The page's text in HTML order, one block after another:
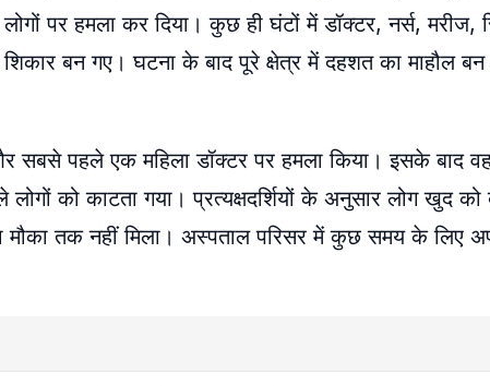
पर हमला कर दिया। कुछ ही घंटों में डॉक्टर, नर्स, मरीज,
बन गए। घटना के बाद पूरे क्षेत्र में दहशत का माहौल
सबसे पहले एक महिला डॉक्टर पर हमला किया। इसके बाद
को काटता गया। प्रत्यक्षदर्शियों के अनुसार लोग खुद
तक नहीं मिला। अस्पताल परिसर में कुछ समय के लिए